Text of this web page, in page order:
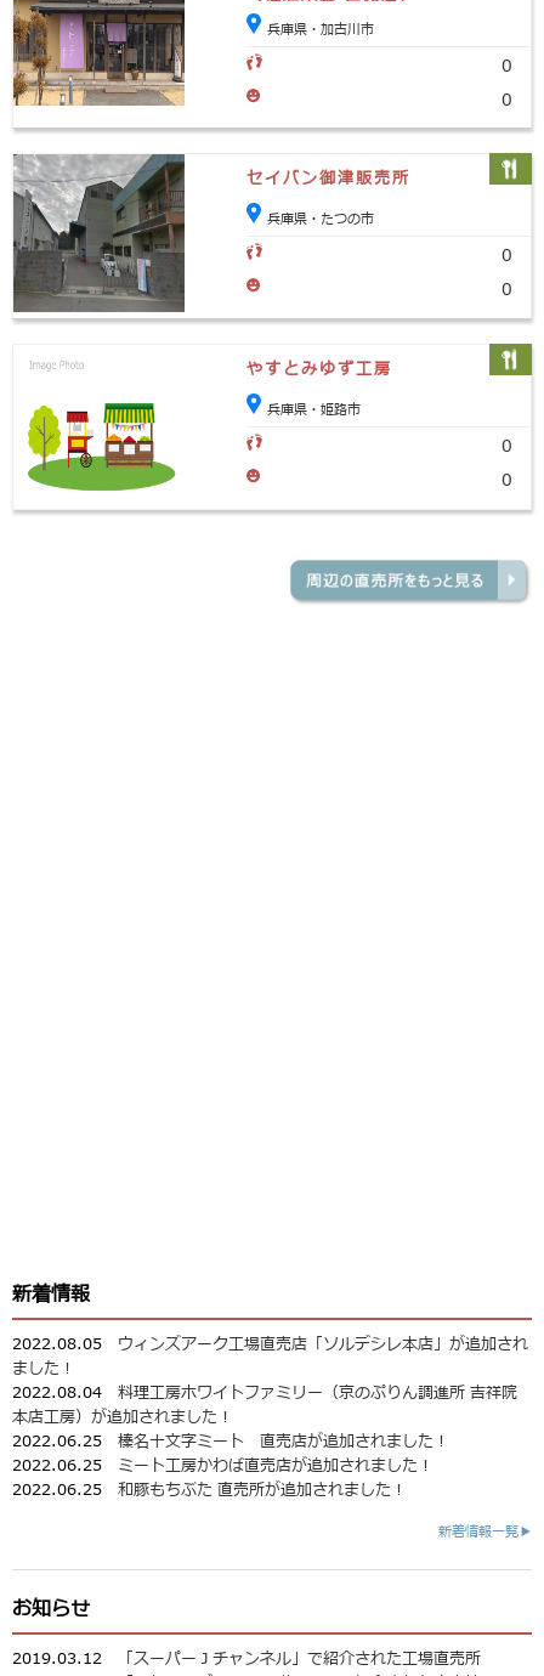
兵庫県・加古川市
0
0
セイバン御津販売所
兵庫県・たつの市
0
0
やすとみゆず工房
兵庫県・姫路市
0
0
新着情報
2022.08.05 ウィンズアーク工場直売店「ソルデシレ本店」が追加され
ました！
2022.08.04 料理工房ホワイトファミリー（京のぷりん調進所 吉祥院
本店工房）が追加されました！
2022.06.25 榛名十文字ミート 直売店が追加されました！
2022.06.25 ミート工房かわば直売店が追加されました！
2022.06.25 和豚もちぶた 直売所が追加されました！
新着情報一覧▶
お知らせ
2019.03.12
「スーパーＪチャンネル」で紹介された工場直売所